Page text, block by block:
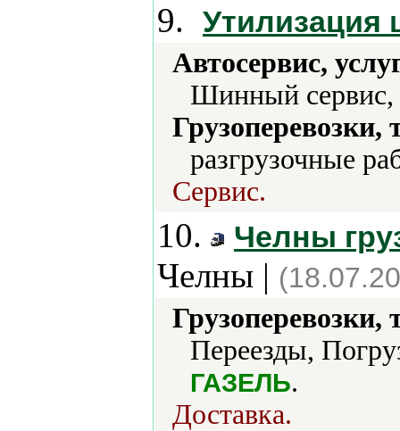
9. Утилизация
Автосервис,
Шинный
разгрузочные
Сервис.
10. Челны
Челны |
Переезды,
ГАЗЕЛЬ.
Доставка.